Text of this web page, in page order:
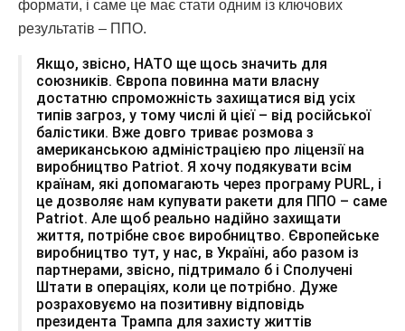
формати, і саме це має стати одним із ключових
результатів – ППО.
Якщо, звісно, НАТО ще щось значить для
союзників. Європа повинна мати власну
достатню спроможність захищатися від усіх
типів загроз, у тому числі й цієї – від російської
балістики. Вже довго триває розмова з
американською адміністрацією про ліцензії на
виробництво Patriot. Я хочу подякувати всім
країнам, які допомагають через програму PURL, і
це дозволяє нам купувати ракети для ППО – саме
Patriot. Але щоб реально надійно захищати
життя, потрібне своє виробництво. Європейське
виробництво тут, у нас, в Україні, або разом із
партнерами, звісно, підтримало б і Сполучені
Штати в операціях, коли це потрібно. Дуже
розраховуємо на позитивну відповідь
президента Трампа для захисту життів